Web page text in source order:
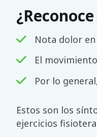
Nota dolor
El
Por lo
Estos son los
ejercicios